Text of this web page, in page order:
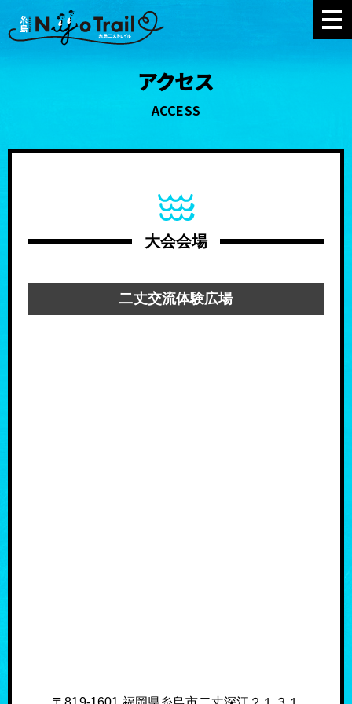
アクセス
ACCESS
大会会場
二丈交流体験広場